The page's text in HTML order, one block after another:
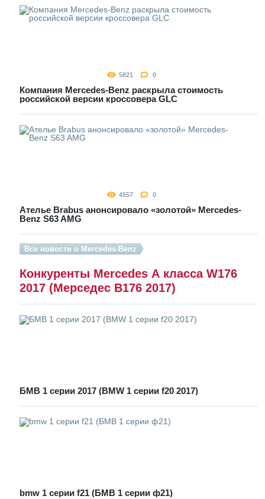
5821 0
Компания Mercedes-Benz раскрыла стоимость
российской версии кроссовера GLC
4557 0
Ателье Brabus анонсировало «золотой» Mercedes-
Benz S63 AMG
Все новости о Mercedes-Benz
Конкуренты Mercedes А класса W176
2017 (Мерседес В176 2017)
БМВ 1 серии 2017 (BMW 1 серии f20 2017)
bmw 1 серии f21 (БМВ 1 серии ф21)